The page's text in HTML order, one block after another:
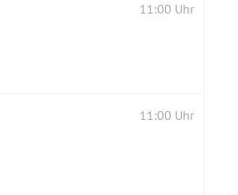
11:00 Uhr
11:00 Uhr